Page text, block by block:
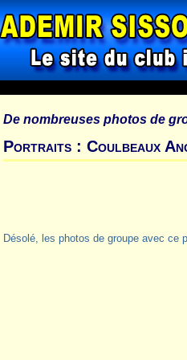
De nombreuses photos de
Portraits : Coulbeaux
Désolé, les photos de groupe avec ce